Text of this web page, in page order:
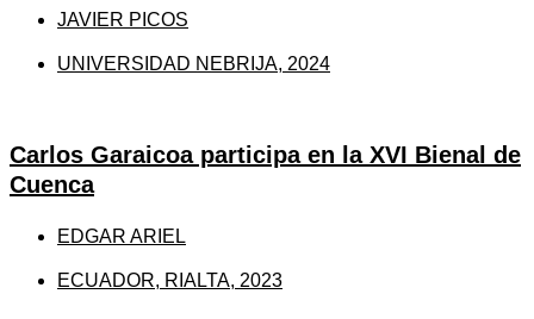
JAVIER PICOS
UNIVERSIDAD NEBRIJA, 2024
Carlos Garaicoa participa en la XVI Bienal de
Cuenca
EDGAR ARIEL
ECUADOR, RIALTA, 2023